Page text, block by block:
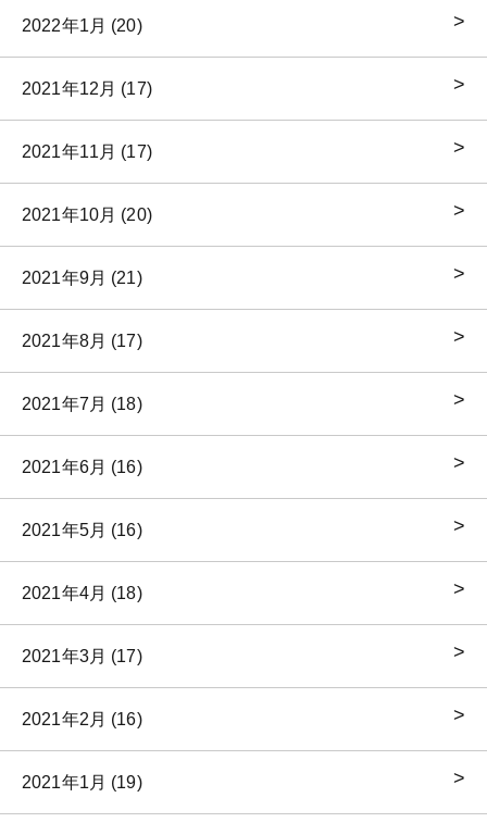
2022年1月 (20)
2021年12月 (17)
2021年11月 (17)
2021年10月 (20)
2021年9月 (21)
2021年8月 (17)
2021年7月 (18)
2021年6月 (16)
2021年5月 (16)
2021年4月 (18)
2021年3月 (17)
2021年2月 (16)
2021年1月 (19)